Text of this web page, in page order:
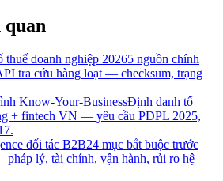
thuế doanh nghiệp 20265 nguồn chính
tra cứu hàng loạt — checksum, trạng
Know-Your-BusinessĐịnh danh tổ
+ fintech VN — yêu cầu PDPL 2025,
đối tác B2B24 mục bắt buộc trước
lý, tài chính, vận hành, rủi ro hệ